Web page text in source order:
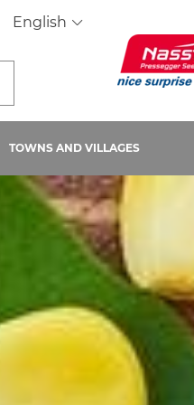
English
TOWNS AND VILLAGES